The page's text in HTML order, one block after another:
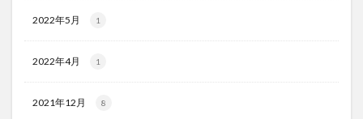
2022年5月 1
2022年4月 1
2021年12月 8